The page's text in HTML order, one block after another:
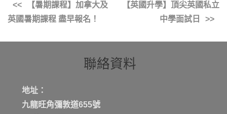
【暑期課程】加拿大及
英國暑期課程 盡早報名！
【英國升學】頂尖英國私立
中學面試日
聯絡資料
地址：
九龍旺角彌敦道655號